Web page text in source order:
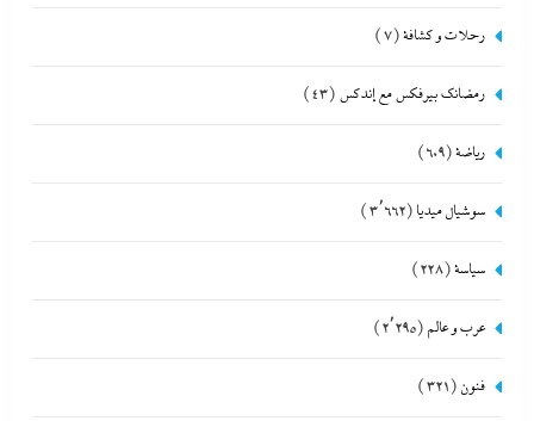
رحلات و كشافة(7)
رمضانك بيرفكس مع إندكس (43)
رياضة(609)
سوشيال ميديا (3٬662)
سياسة(228)
عرب و عالم (2٬295)
فنون (321)